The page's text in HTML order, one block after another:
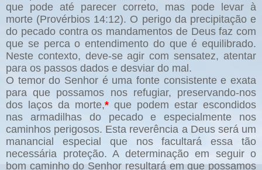
que pode até parecer correto, mas pode levar à
morte (Provérbios 14:12). O perigo da precipitação e
do pecado contra os mandamentos de Deus faz com
que se perca o entendimento do que é equilibrado.
Neste contexto, deve-se agir com sensatez, atentar
para os passos dados e desviar do mal.
O temor do Senhor é uma fonte consistente e exata
para que possamos nos refugiar, preservando-nos
dos laços da morte,* que podem estar escondidos
nas armadilhas do pecado e especialmente nos
caminhos perigosos. Esta reverência a Deus será um
manancial especial que nos facultará essa tão
necessária proteção. A determinação em seguir o
bom caminho do Senhor resultará em que possamos